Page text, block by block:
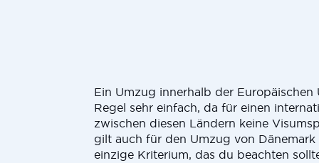
Ein Umzug innerhalb der
Regel sehr einfach, da für einen
zwischen diesen Ländern keine
gilt auch für den Umzug von Dänemark
einzige Kriterium, das du beachten